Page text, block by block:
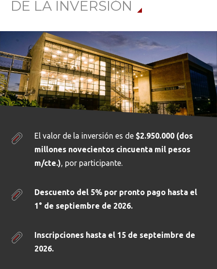
DE LA INVERSIÓN
El valor de la inversión es de $2.950.000 (dos
millones novecientos cincuenta mil pesos
m/cte.), por participante.
Descuento del 5% por pronto pago hasta el
1° de septiembre de 2026.
Inscripciones hasta el 15 de septeimbre de
2026.